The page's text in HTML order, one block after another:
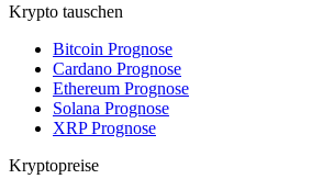
Krypto tauschen
Bitcoin Prognose
Cardano Prognose
Ethereum Prognose
Solana Prognose
XRP Prognose
Kryptopreise